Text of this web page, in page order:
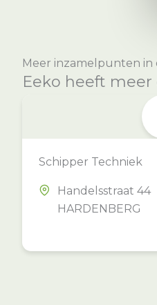
Meer inzamelpunten
Eeko heeft
Schipper Techniek
Handelsstraat 44
HARDENBERG